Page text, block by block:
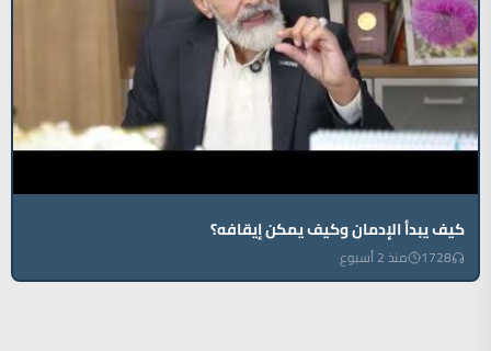
كيف يبدأ الإدمان وكيف يمكن إيقافه؟
1728 منذ 2 أسبوع